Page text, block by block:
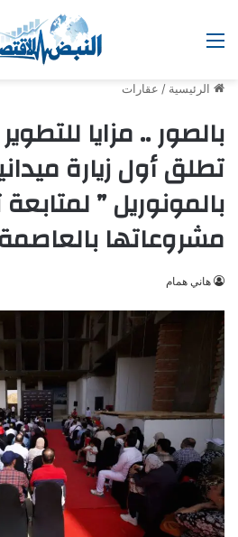
القائمة
الرئيسية / عقارات
بالصور .. مزايا
تطلق أول زيارة
بالمونوريل ”
مشروعاتها بالعاصمة
هاني همام